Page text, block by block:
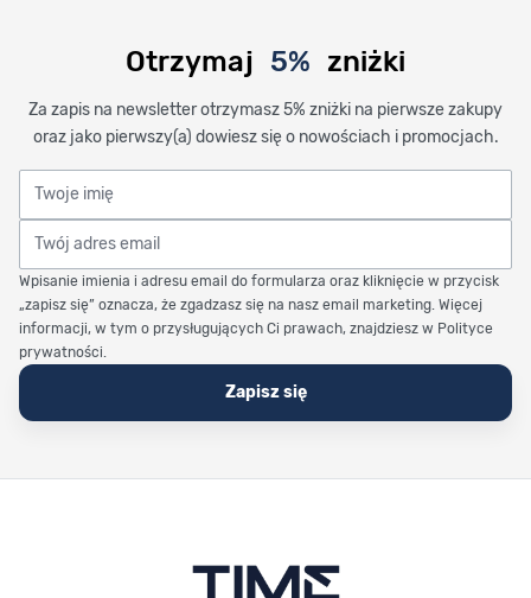
Otrzymaj 5% zniżki
Za zapis na newsletter otrzymasz 5% zniżki na pierwsze zakupy
oraz jako pierwszy(a) dowiesz się o nowościach i promocjach.
Twoje imię
Twój adres email
Wpisanie imienia i adresu email do formularza oraz kliknięcie w przycisk
„zapisz się” oznacza, że zgadzasz się na nasz email marketing. Więcej
informacji, w tym o przysługujących Ci prawach, znajdziesz w Polityce
prywatności.
Zapisz się